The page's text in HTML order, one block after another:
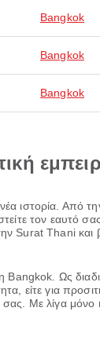
Bangkok
Bangkok
Bangkok
ιστορία. Από
τον εαυτό
Surat Thani και
Ως
είτε για
Με λίγα μόνο